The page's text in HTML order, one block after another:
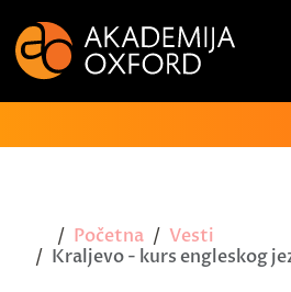
Početna
Vesti
Kraljevo - kurs engleskog